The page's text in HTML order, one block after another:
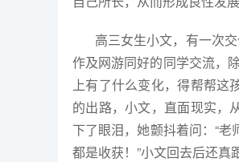
高三女生小文，有一次
作及网游同好的同学交流，
上有了什么变化，得帮帮这
的出路，小文，直面现实，
下了眼泪，她颤抖着问：“老
都是收获！”小文回去后还真